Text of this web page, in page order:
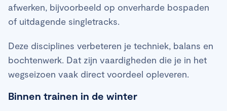
afwerken, bijvoorbeeld op onverharde bospaden
of uitdagende singletracks.
Deze disciplines verbeteren je techniek, balans en
bochtenwerk. Dat zijn vaardigheden die je in het
wegseizoen vaak direct voordeel opleveren.
Binnen trainen in de winter